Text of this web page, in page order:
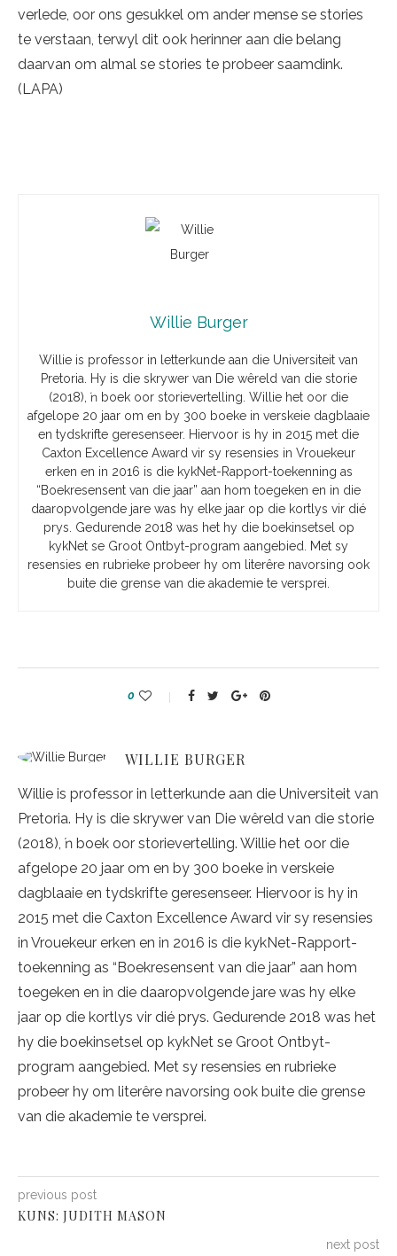
verlede, oor ons gesukkel om ander mense se stories
te verstaan, terwyl dit ook herinner aan die belang
daarvan om almal se stories te probeer saamdink.
(LAPA)
Willie Burger
Willie is professor in letterkunde aan die Universiteit van
Pretoria. Hy is die skrywer van Die wêreld van die storie
(2018), ŉ boek oor storievertelling. Willie het oor die
afgelope 20 jaar om en by 300 boeke in verskeie dagblaaie
en tydskrifte geresenseer. Hiervoor is hy in 2015 met die
Caxton Excellence Award vir sy resensies in Vrouekeur
erken en in 2016 is die kykNet-Rapport-toekenning as
“Boekresensent van die jaar” aan hom toegeken en in die
daaropvolgende jare was hy elke jaar op die kortlys vir dié
prys. Gedurende 2018 was het hy die boekinsetsel op
kykNet se Groot Ontbyt-program aangebied. Met sy
resensies en rubrieke probeer hy om literêre navorsing ook
buite die grense van die akademie te versprei.
0
WILLIE BURGER
Willie is professor in letterkunde aan die Universiteit van
Pretoria. Hy is die skrywer van Die wêreld van die storie
(2018), ŉ boek oor storievertelling. Willie het oor die
afgelope 20 jaar om en by 300 boeke in verskeie
dagblaaie en tydskrifte geresenseer. Hiervoor is hy in
2015 met die Caxton Excellence Award vir sy resensies
in Vrouekeur erken en in 2016 is die kykNet-Rapport-
toekenning as “Boekresensent van die jaar” aan hom
toegeken en in die daaropvolgende jare was hy elke
jaar op die kortlys vir dié prys. Gedurende 2018 was het
hy die boekinsetsel op kykNet se Groot Ontbyt-
program aangebied. Met sy resensies en rubrieke
probeer hy om literêre navorsing ook buite die grense
van die akademie te versprei.
previous post
KUNS: JUDITH MASON
next post